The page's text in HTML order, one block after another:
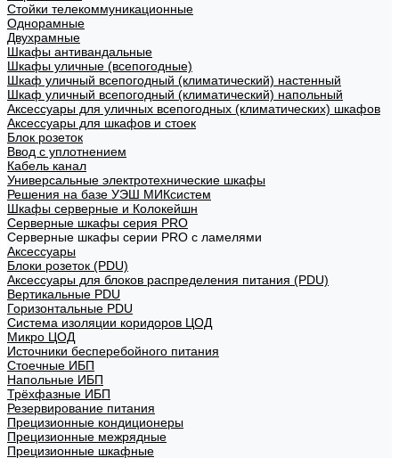
Стойки телекоммуникационные
Однорамные
Двухрамные
Шкафы антивандальные
Шкафы уличные (всепогодные)
Шкаф уличный всепогодный (климатический) настенный
Шкаф уличный всепогодный (климатический) напольный
Аксессуары для уличных всепогодных (климатических) шкафов
Аксессуары для шкафов и стоек
Блок розеток
Ввод с уплотнением
Кабель канал
Универсальные электротехнические шкафы
Решения на базе УЭШ МИКсистем
Шкафы серверные и Колокейшн
Серверные шкафы серия PRO
Серверные шкафы серии PRO с ламелями
Аксессуары
Блоки розеток (PDU)
Аксессуары для блоков распределения питания (PDU)
Вертикальные PDU
Горизонтальные PDU
Система изоляции коридоров ЦОД
Микро ЦОД
Источники бесперебойного питания
Стоечные ИБП
Напольные ИБП
Трёхфазные ИБП
Резервирование питания
Прецизионные кондиционеры
Прецизионные межрядные
Прецизионные шкафные